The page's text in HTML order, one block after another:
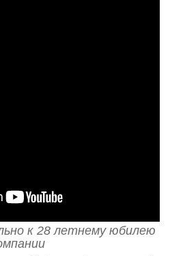
к 28 летнему юбилею